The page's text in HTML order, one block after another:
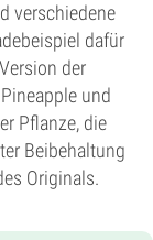
verschiedene
dafür
der
und
Pflanze, die
Beibehaltung
Originals.